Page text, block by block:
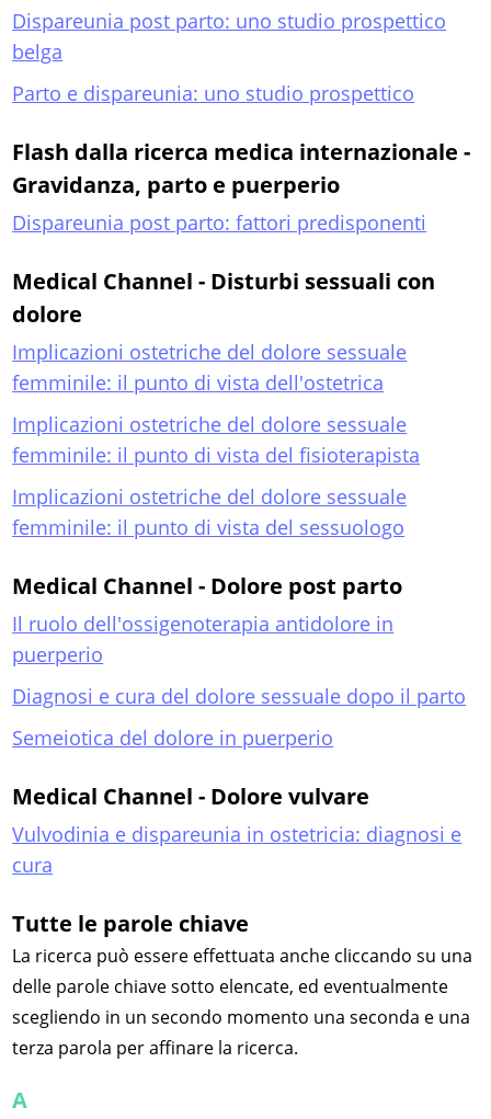
Dispareunia post parto: uno studio prospettico
belga
Parto e dispareunia: uno studio prospettico
Flash dalla ricerca medica internazionale -
Gravidanza, parto e puerperio
Dispareunia post parto: fattori predisponenti
Medical Channel - Disturbi sessuali con
dolore
Implicazioni ostetriche del dolore sessuale
femminile: il punto di vista dell'ostetrica
Implicazioni ostetriche del dolore sessuale
femminile: il punto di vista del fisioterapista
Implicazioni ostetriche del dolore sessuale
femminile: il punto di vista del sessuologo
Medical Channel - Dolore post parto
Il ruolo dell'ossigenoterapia antidolore in
puerperio
Diagnosi e cura del dolore sessuale dopo il parto
Semeiotica del dolore in puerperio
Medical Channel - Dolore vulvare
Vulvodinia e dispareunia in ostetricia: diagnosi e
cura
Tutte le parole chiave
La ricerca può essere effettuata anche cliccando su una
delle parole chiave sotto elencate, ed eventualmente
scegliendo in un secondo momento una seconda e una
terza parola per affinare la ricerca.
A